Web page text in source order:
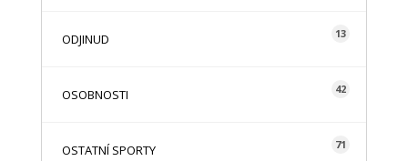
ODJINUD 13
OSOBNOSTI 42
OSTATNÍ SPORTY 71